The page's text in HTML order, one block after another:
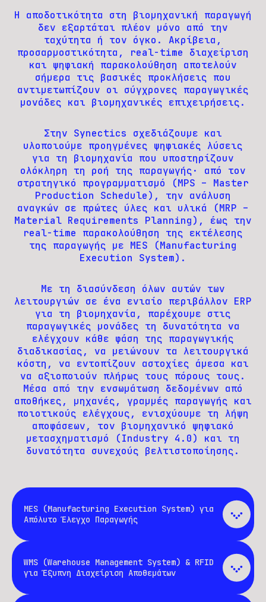
Η αποδοτικότητα στη βιομηχανική παραγωγή
δεν εξαρτάται πλέον μόνο από την
ταχύτητα ή τον όγκο. Ακρίβεια,
προσαρμοστικότητα, real-time διαχείριση
και ψηφιακή παρακολούθηση αποτελούν
σήμερα τις βασικές προκλήσεις που
αντιμετωπίζουν οι σύγχρονες παραγωγικές
μονάδες και βιομηχανικές επιχειρήσεις.
Στην Synectics σχεδιάζουμε και
υλοποιούμε προηγμένες ψηφιακές λύσεις
για τη βιομηχανία που υποστηρίζουν
ολόκληρη τη ροή της παραγωγής· από τον
στρατηγικό προγραμματισμό (MPS – Master
Production Schedule), την ανάλυση
αναγκών σε πρώτες ύλες και υλικά (MRP –
Material Requirements Planning), έως την
real-time παρακολούθηση της εκτέλεσης
της παραγωγής με MES (Manufacturing
Execution System).
Με τη διασύνδεση όλων αυτών των
λειτουργιών σε ένα ενιαίο περιβάλλον ERP
για τη βιομηχανία, παρέχουμε στις
παραγωγικές μονάδες τη δυνατότητα να
ελέγχουν κάθε φάση της παραγωγικής
διαδικασίας, να μειώνουν τα λειτουργικά
κόστη, να εντοπίζουν αστοχίες άμεσα και
να αξιοποιούν πλήρως τους πόρους τους.
Μέσα από την ενσωμάτωση δεδομένων από
αποθήκες, μηχανές, γραμμές παραγωγής και
ποιοτικούς ελέγχους, ενισχύουμε τη λήψη
αποφάσεων, τον βιομηχανικό ψηφιακό
μετασχηματισμό (Industry 4.0) και τη
δυνατότητα συνεχούς βελτιστοποίησης.
MES (Manufacturing Execution System) για
Απόλυτο Έλεγχο Παραγωγής
Όταν κάθε λεπτό παραγωγής μετράει.
ERP, επιτρέποντας γρήγορες αλλαγές
στη γραμμή παραγωγής. Η δυναμική
διαχείριση ροών εργασίας επιτρέπει
WMS (Warehouse Management System) & RFID
για Έξυπνη Διαχείριση Αποθεμάτων
Στην παραγωγή, το λάθος timing